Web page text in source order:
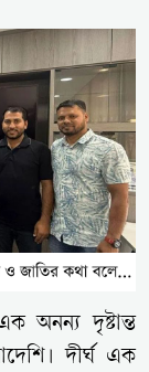
অনন্য দৃষ্টান্ত
দীর্ঘ এক